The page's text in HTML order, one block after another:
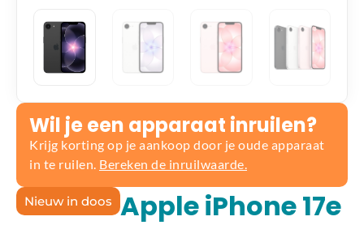
Wil je een apparaat inruilen?
Krijg korting op je aankoop door je oude apparaat
in te ruilen. Bereken de inruilwaarde.
Nieuw in doos Apple iPhone 17e